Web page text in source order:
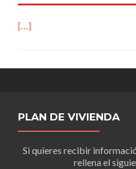
[…]
PLAN DE VIVIENDA
Si quieres recibir
rellena el